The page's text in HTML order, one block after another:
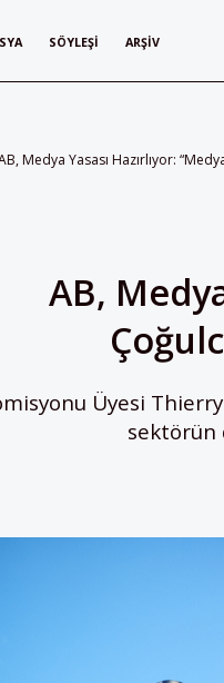
SÖYLEŞI ARŞIV
Medya Yasası Hazırlıyor:
AB,
Üyesi
sektörün